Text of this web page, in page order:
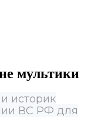
мультики
историк
ВС РФ для